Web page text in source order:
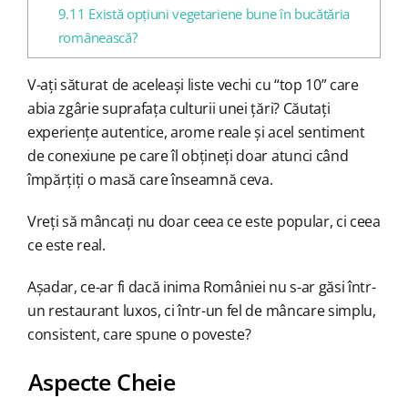
9.11 Există opțiuni vegetariene bune în bucătăria
românească?
V-ați săturat de aceleași liste vechi cu “top 10” care
abia zgârie suprafața culturii unei țări? Căutați
experiențe autentice, arome reale și acel sentiment
de conexiune pe care îl obțineți doar atunci când
împărțiți o masă care înseamnă ceva.
Vreți să mâncați nu doar ceea ce este popular, ci ceea
ce este real.
Așadar, ce-ar fi dacă inima României nu s-ar găsi într-
un restaurant luxos, ci într-un fel de mâncare simplu,
consistent, care spune o poveste?
Aspecte Cheie